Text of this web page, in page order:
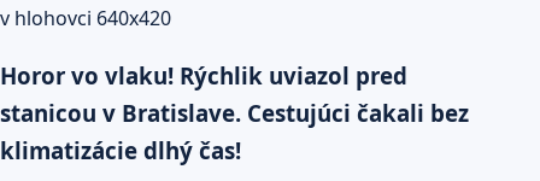
Horor vo vlaku! Rýchlik uviazol pred
stanicou v Bratislave. Cestujúci čakali bez
klimatizácie dlhý čas!